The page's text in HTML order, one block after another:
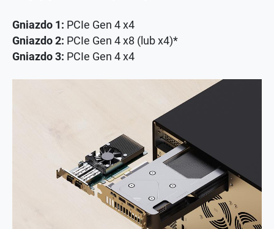
Gniazdo 1: PCIe Gen 4 x4
Gniazdo 2: PCIe Gen 4 x8 (lub x4)*
Gniazdo 3: PCIe Gen 4 x4